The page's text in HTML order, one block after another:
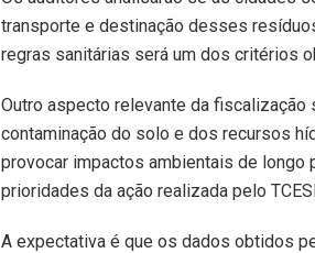
transporte e destinação desses
regras sanitárias será um dos critérios
Outro aspecto relevante da fiscalização
contaminação do solo e dos recursos
provocar impactos ambientais de longo
prioridades da ação realizada pelo
A expectativa é que os dados obtidos